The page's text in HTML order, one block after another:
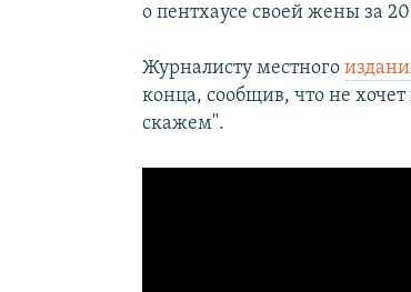
о пентхаусе своей жены за
Журналисту местного
конца, сообщив, что не
скажем".